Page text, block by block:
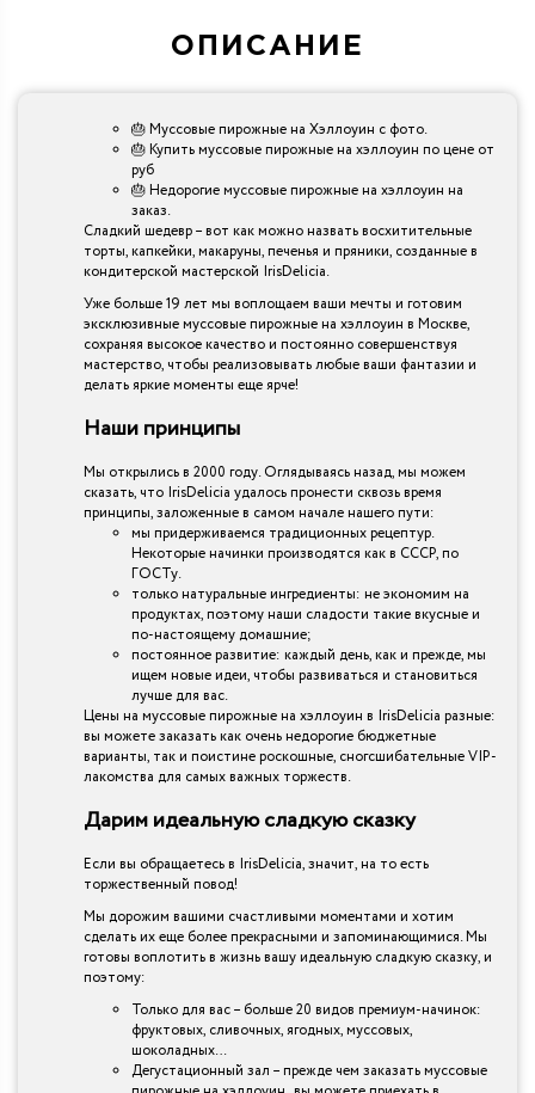
ОПИСАНИЕ
🎂 Муссовые пирожные на Хэллоуин с фото.
🎂 Купить муссовые пирожные на хэллоуин по цене от
руб
🎂 Недорогие муссовые пирожные на хэллоуин на
заказ.
Сладкий шедевр – вот как можно назвать восхитительные
торты, капкейки, макаруны, печенья и пряники, созданные в
кондитерской мастерской IrisDelicia.
Уже больше 19 лет мы воплощаем ваши мечты и готовим
эксклюзивные муссовые пирожные на хэллоуин в Москве,
сохраняя высокое качество и постоянно совершенствуя
мастерство, чтобы реализовывать любые ваши фантазии и
делать яркие моменты еще ярче!
Наши принципы
Мы открылись в 2000 году. Оглядываясь назад, мы можем
сказать, что IrisDelicia удалось пронести сквозь время
принципы, заложенные в самом начале нашего пути:
мы придерживаемся традиционных рецептур.
Некоторые начинки производятся как в СССР, по
ГОСТу.
только натуральные ингредиенты: не экономим на
продуктах, поэтому наши сладости такие вкусные и
по-настоящему домашние;
постоянное развитие: каждый день, как и прежде, мы
ищем новые идеи, чтобы развиваться и становиться
лучше для вас.
Цены на муссовые пирожные на хэллоуин в IrisDelicia разные:
вы можете заказать как очень недорогие бюджетные
варианты, так и поистине роскошные, сногсшибательные VIP-
лакомства для самых важных торжеств.
Дарим идеальную сладкую сказку
Если вы обращаетесь в IrisDelicia, значит, на то есть
торжественный повод!
Мы дорожим вашими счастливыми моментами и хотим
сделать их еще более прекрасными и запоминающимися. Мы
готовы воплотить в жизнь вашу идеальную сладкую сказку, и
поэтому:
Только для вас – больше 20 видов премиум-начинок:
фруктовых, сливочных, ягодных, муссовых,
шоколадных…
Дегустационный зал – прежде чем заказать муссовые